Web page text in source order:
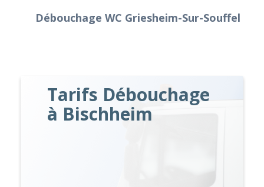
Débouchage WC Griesheim-Sur-Souffel
Tarifs Débouchage
à Bischheim